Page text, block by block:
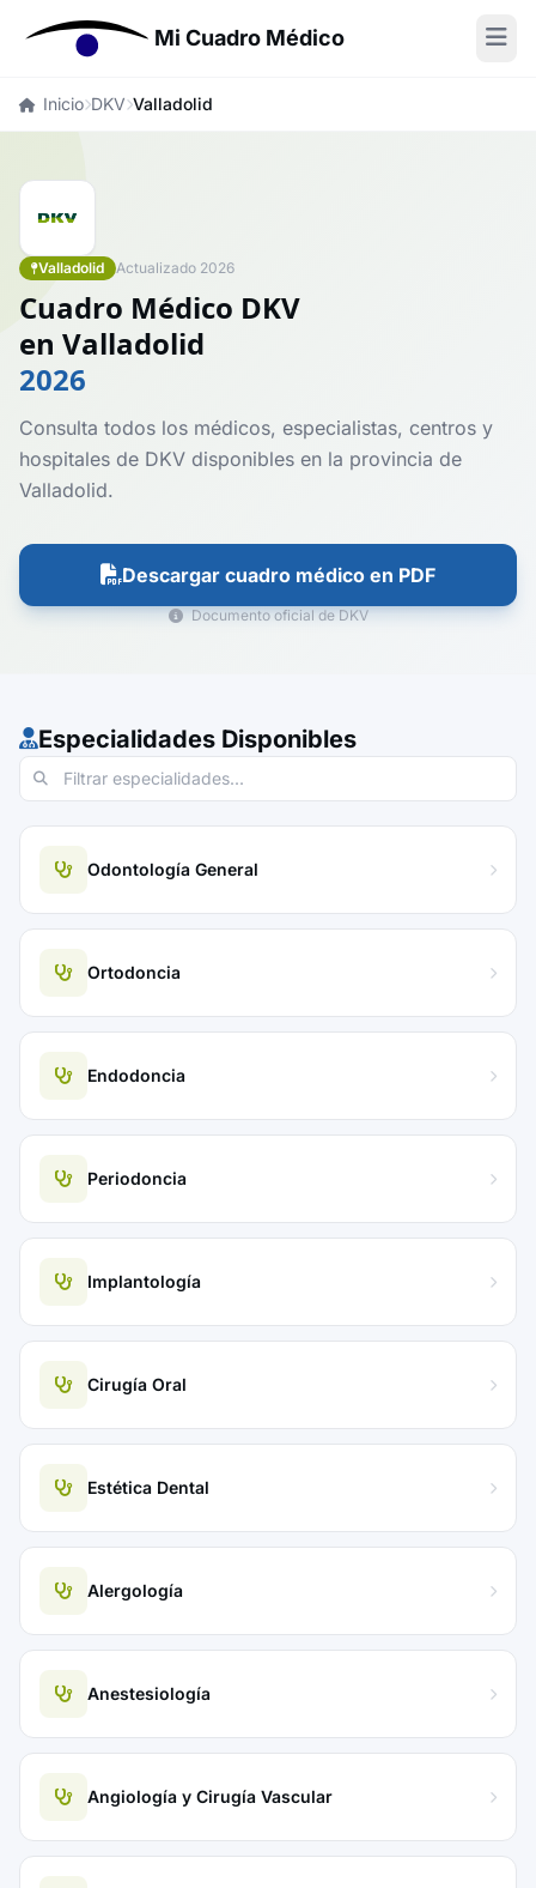
Mi Cuadro Médico
Inicio DKV Valladolid
Valladolid Actualizado 2026
Cuadro Médico DKV
en Valladolid
2026
Consulta todos los médicos, especialistas, centros y
hospitales de DKV disponibles en la provincia de
Valladolid.
Descargar cuadro médico en PDF
Documento oficial de DKV
Especialidades Disponibles
Odontología General
Ortodoncia
Endodoncia
Periodoncia
Implantología
Cirugía Oral
Estética Dental
Alergología
Anestesiología
Angiología y Cirugía Vascular